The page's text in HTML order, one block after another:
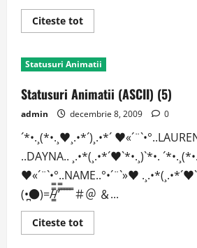
Citeste totRead
more
Animatii
(ASCII)
Statusuri Animatii
Statusuri Animatii (ASCII) (5)
admin decembrie 8, 2009 0
´*•.¸(*•.¸♥¸.•*´)¸.•*´
..DAYNA.. ¸.•*(¸.•*´♥`*•.¸)`*•.
♥«´¨`•°..NAME..°•´¨`»♥
(•̪●)=/̵͇̿̿/’̿̿ ̿ ̿ ̿ ̿ ＃＠ ＆...
Citeste totRead
more